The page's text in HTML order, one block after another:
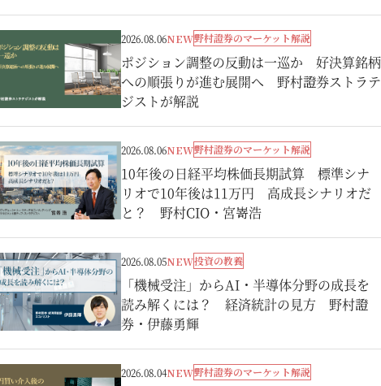
2026.08.06NEW野村證券のマーケット解説
ポジション調整の反動は一巡か 好決算銘柄
への順張りが進む展開へ 野村證券ストラテ
ジストが解説
2026.08.06NEW野村證券のマーケット解説
10年後の日経平均株価長期試算 標準シナ
リオで10年後は11万円 高成長シナリオだ
と？ 野村CIO・宮嵜浩
2026.08.05NEW投資の教養
「機械受注」からAI・半導体分野の成長を
読み解くには？ 経済統計の見方 野村證
券・伊藤勇輝
2026.08.04NEW野村證券のマーケット解説